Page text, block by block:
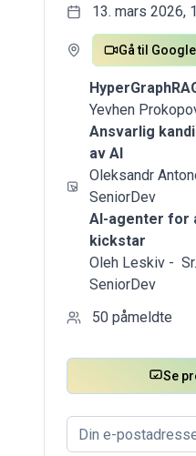
13. mars 2026,
Gå til
Yevhen
Ansvarlig
av AI
Oleksandr
SeniorDev
AI-agenter for
kickstar
Oleh Leskiv -
SeniorDev
50 påmeldte
Se